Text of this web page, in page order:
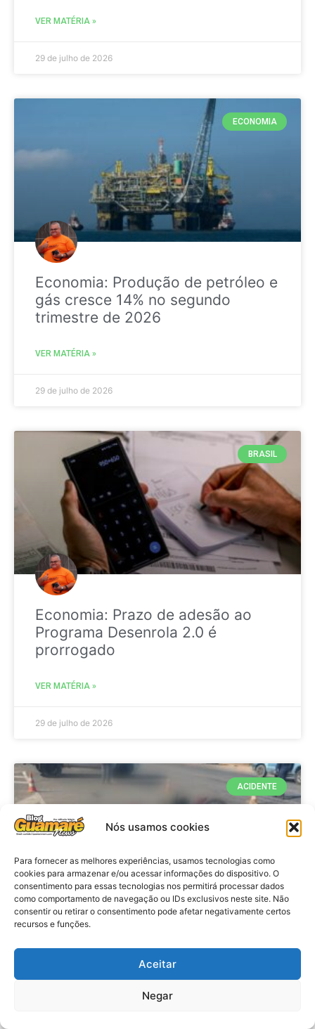
Nós usamos cookies
Para fornecer as melhores experiências, usamos tecnologias como
cookies para armazenar e/ou acessar informações do dispositivo. O
consentimento para essas tecnologias nos permitirá processar dados
como comportamento de navegação ou IDs exclusivos neste site. Não
consentir ou retirar o consentimento pode afetar negativamente certos
recursos e funções.
Aceitar
Negar
VER MATÉRIA »
29 de julho de 2026
ECONOMIA
Economia: Produção de petróleo e
gás cresce 14% no segundo
trimestre de 2026
VER MATÉRIA »
29 de julho de 2026
BRASIL
Economia: Prazo de adesão ao
Programa Desenrola 2.0 é
prorrogado
VER MATÉRIA »
29 de julho de 2026
ACIDENTE
Acidente: A caminho do trabalho
professora se envolve em
acidente e vai a obito na RN 118
no Alto do Rodrigues, RN